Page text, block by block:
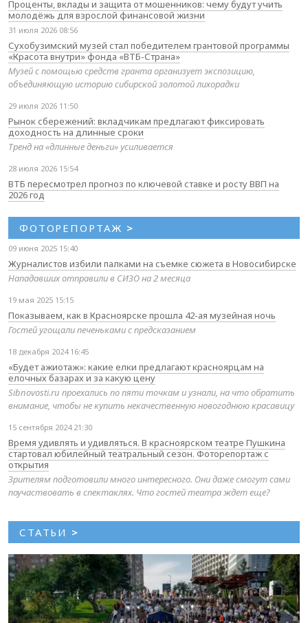
Проценты, вклады и защита от мошенников: чему будут учить
молодёжь для взрослой финансовой жизни
31 июля 2026 08:56
Сухобузимский музей стал победителем грантовой программы
«Красота внутри» фонда «ВТБ-Страна»
Музей с помощью средств гранта организует экспозицию,
объединяющую историю сибирской золотой лихорадки
29 июля 2026 11:50
Рынок сбережений: вкладчикам предлагают фиксировать
доходность на длинные сроки
Тренд на «длинные деньги» усиливается
28 июля 2026 15:54
ВТБ пересмотрел прогноз по ключевой ставке и росту ВВП на
2026 год
ФОТОРЕПОРТАЖ >
09 июня 2025 15:40
Журналистов избили палками на съемке сюжета в Новосибирске
Нападавших отправили в СИЗО на 2 месяца
19 мая 2025 15:15
Показываем, как в Красноярске прошла 42-ая музейная ночь
Гостей угощали печеньками с предсказанием
18 декабря 2024 16:45
«Будет ажиотаж»: какие елки предлагают красноярцам на
елочных базарах и за какую цену
Sibnovosti.ru проехались по пяти точкам и узнали, на что обратить
внимание, чтобы не купить некачественную новогоднюю красавицу
15 сентября 2024 21:30
Время удивлять и удивляться. В красноярском театре Пушкина
стартовал юбилейный театральный сезон. Фоторепортаж с
открытия
Зрителям подготовили много интересного. Они даже смогут сами
поучаствовать в спектаклях. Что гостей театра ждет еще?
СТАТЬИ >